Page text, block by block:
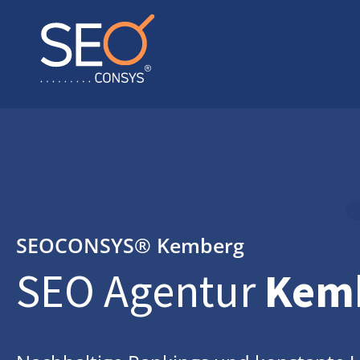
SEOCONSYS® Kemberg
SEO Agentur